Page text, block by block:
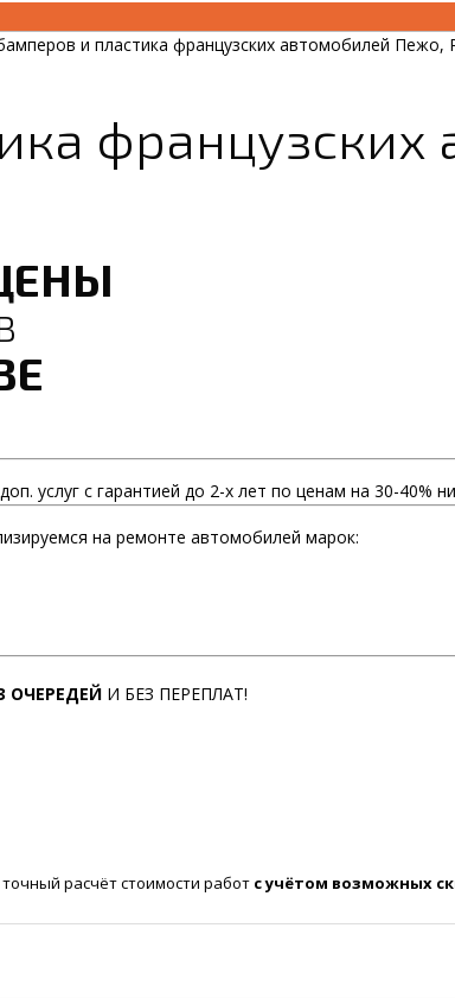
и пластика французских автомобилей Пежо,
французских
услуг с гарантией до 2-х лет по ценам на 30-40%
на ремонте автомобилей марок:
ОЧЕРЕДЕЙИ БЕЗ ПЕРЕПЛАТ!
расчёт стоимости работ с учётом возможных